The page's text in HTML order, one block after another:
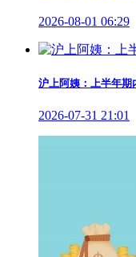
2026-08-01 06:29
沪上阿姨：上半年期
2026-07-31 21:01